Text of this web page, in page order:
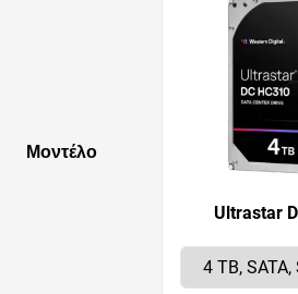
Μοντέλο
Ultrastar